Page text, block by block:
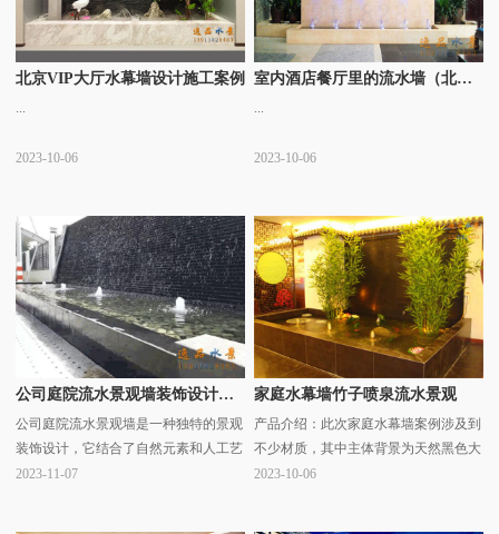
北京VIP大厅水幕墙设计施工案例
...
2023-10-06
室内酒店餐厅里的流水墙（北京）定制
...
2023-10-06
公司庭院流水景观墙装饰设计案例效果
公司庭院流水景观墙是一种独特的景观
装饰设计，它结合了自然元素和人工艺
术，为公司庭院增添了一种宁静、优雅
2023-11-07
家庭水幕墙竹子喷泉流水景观
产品介绍：此次家庭水幕墙案例涉及到
不少材质，其中主体背景为天然黑色大
理石石材，主体流水墙体材质为黑色大
2023-10-06